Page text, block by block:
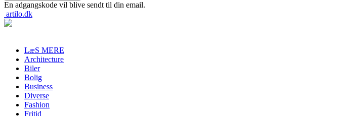
En adgangskode vil blive sendt til din email.
artilo.dk
LæS MERE
Architecture
Biler
Bolig
Business
Diverse
Fashion
Fritid